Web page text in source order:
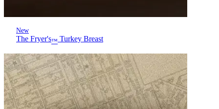
New
The Fryer's™ Turkey Breast